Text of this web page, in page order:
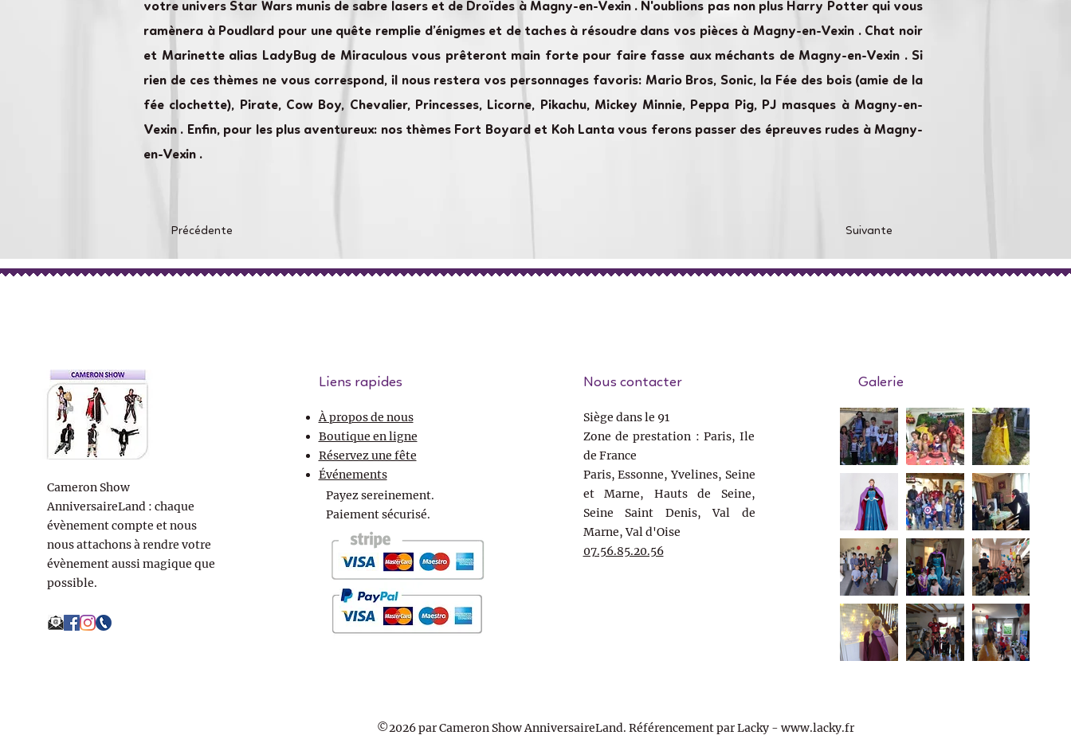
votre univers Star Wars munis de sabre lasers et de Droïdes à Magny-en-Vexin . N'oublions pas non plus Harry Potter qui vous
ramènera à Poudlard pour une quête remplie d’énigmes et de taches à résoudre dans vos pièces à Magny-en-Vexin . Chat noir
et Marinette alias LadyBug de Miraculous vous prêteront main forte pour faire fasse aux méchants de Magny-en-Vexin . Si
rien de ces thèmes ne vous correspond, il nous restera vos personnages favoris: Mario Bros, Sonic, la Fée des bois (amie de la
fée clochette), Pirate, Cow Boy, Chevalier, Princesses, Licorne, Pikachu, Mickey Minnie, Peppa Pig, PJ masques à Magny-en-
Vexin . Enfin, pour les plus aventureux: nos thèmes Fort Boyard et Koh Lanta vous ferons passer des épreuves rudes à Magny-
en-Vexin .
Précédente Suivante
Cameron Show
AnniversaireLand : chaque
évènement compte et nous
nous attachons à rendre votre
évènement aussi magique que
possible.
Liens rapides
À propos de nous
Boutique en ligne
Réservez une fête
Événements
Payez sereinement.
Paiement sécurisé.
Nous contacter
Siège dans le 91
Zone de prestation : Paris, Ile
de France
Paris, Essonne, Yvelines, Seine
et Marne, Hauts de Seine,
Seine Saint Denis, Val de
Marne, Val d'Oise
07.56.85.20.56
Galerie
©2026 par Cameron Show AnniversaireLand. Référencement par Lacky - www.lacky.fr